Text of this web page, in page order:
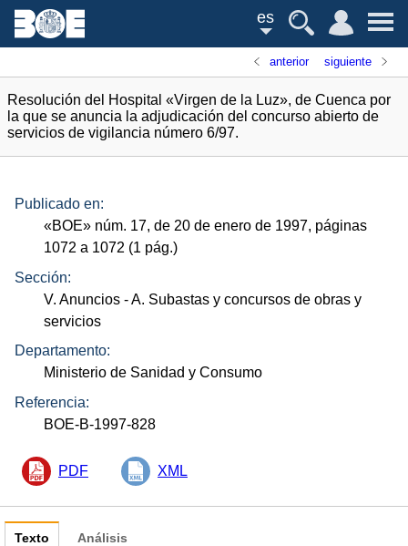
es
anterior siguiente
Resolución del Hospital «Virgen de la Luz», de Cuenca por
la que se anuncia la adjudicación del concurso abierto de
servicios de vigilancia número 6/97.
Publicado en:
«BOE» núm. 17, de 20 de enero de 1997, páginas
1072 a 1072 (1 pág.)
Sección:
V. Anuncios - A. Subastas y concursos de obras y
servicios
Departamento:
Ministerio de Sanidad y Consumo
Referencia:
BOE-B-1997-828
PDF XML
Texto Análisis